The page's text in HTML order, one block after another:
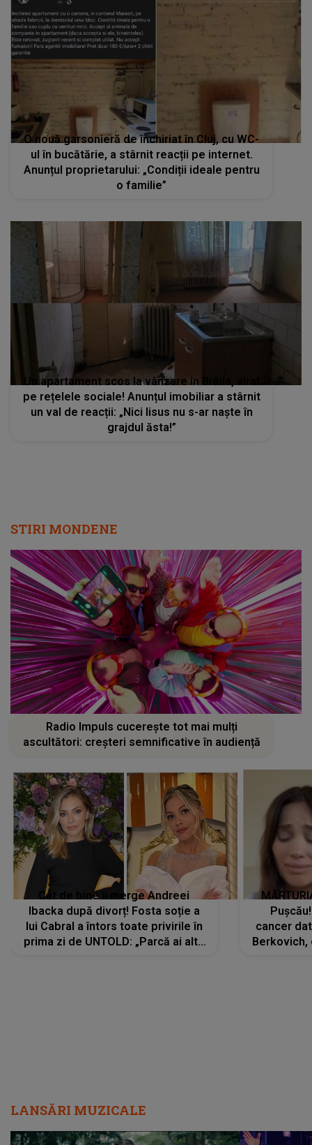
O nouă garsonieră de închiriat în Cluj, cu WC-
ul în bucătărie, a stârnit reacții pe internet.
Anunțul proprietarului: „Condiții ideale pentru
o familie”
Un apartament scos la vânzare în Brăila, viral
pe rețelele sociale! Anunțul imobiliar a stârnit
un val de reacții: „Nici Iisus nu s-ar naște în
grajdul ăsta!”
STIRI MONDENE
Radio Impuls cucerește tot mai mulți
ascultători: creșteri semnificative în audiență
Cât de bine îi merge Andreei
Ibacka după divorț! Fosta soție a
lui Cabral a întors toate privirile în
prima zi de UNTOLD: „Parcă ai altă
cancer
LANSĂRI MUZICALE